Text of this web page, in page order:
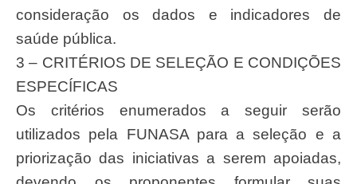
consideração os dados e indicadores de
saúde pública.
3 – CRITÉRIOS DE SELEÇÃO E CONDIÇÕES
ESPECÍFICAS
Os critérios enumerados a seguir serão
utilizados pela FUNASA para a seleção e a
priorização das iniciativas a serem apoiadas,